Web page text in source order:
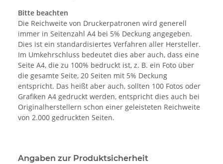
Bitte beachten
Die Reichweite von Druckerpatronen wird generell
immer in Seitenzahl A4 bei 5% Deckung angegeben.
Dies ist ein standardisiertes Verfahren aller Hersteller.
Im Umkehrschluss bedeutet dies aber auch, dass eine
Seite A4, die zu 100% bedruckt ist, z. B. ein Foto über
die gesamte Seite, 20 Seiten mit 5% Deckung
entspricht. Das heißt aber auch, sollten 100 Fotos oder
Grafiken A4 gedruckt werden, entspricht dies auch bei
Originalherstellern schon einer geleisteten Reichweite
von 2.000 gedruckten Seiten.
Angaben zur Produktsicherheit